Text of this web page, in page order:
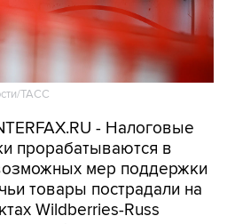
ТАСС
- Налоговые
прорабатываются в
мер поддержки
товары пострадали на
Wildberries-Russ